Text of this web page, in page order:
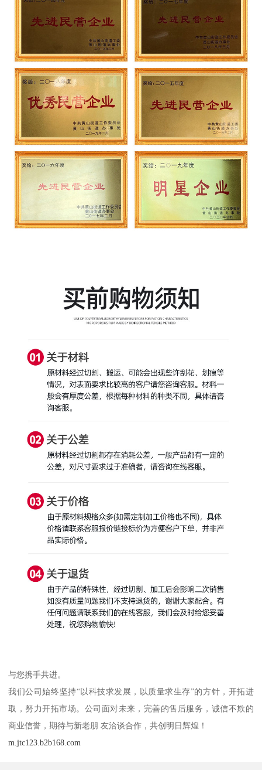
与您携手共进。
我们公司始终坚持“以科技求发展，以质量求生存”的方针，开拓进
取，努力开拓市场。公司面对未来，完善的售后服务，诚信不欺的
商业信誉，期待与新老朋 友洽谈合作，共创明日辉煌！
m.jtc123.b2b168.com